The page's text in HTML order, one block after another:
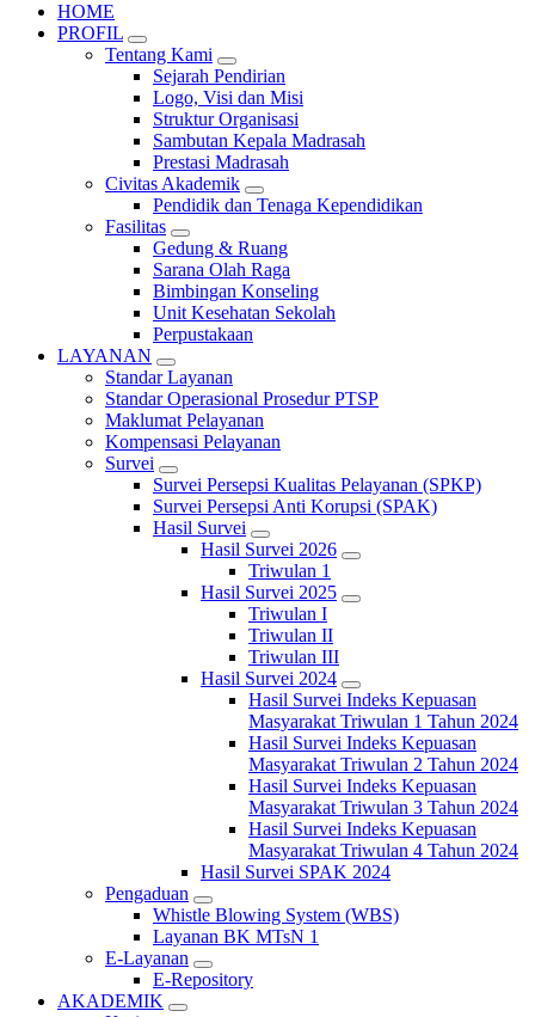
HOME
PROFIL
Tentang Kami
Sejarah Pendirian
Logo, Visi dan Misi
Struktur Organisasi
Sambutan Kepala Madrasah
Prestasi Madrasah
Civitas Akademik
Pendidik dan Tenaga Kependidikan
Fasilitas
Gedung & Ruang
Sarana Olah Raga
Bimbingan Konseling
Unit Kesehatan Sekolah
Perpustakaan
LAYANAN
Standar Layanan
Standar Operasional Prosedur PTSP
Maklumat Pelayanan
Kompensasi Pelayanan
Survei
Survei Persepsi Kualitas Pelayanan (SPKP)
Survei Persepsi Anti Korupsi (SPAK)
Hasil Survei
Hasil Survei 2026
Triwulan 1
Hasil Survei 2025
Triwulan I
Triwulan II
Triwulan III
Hasil Survei 2024
Hasil Survei Indeks Kepuasan
Masyarakat Triwulan 1 Tahun 2024
Hasil Survei Indeks Kepuasan
Masyarakat Triwulan 2 Tahun 2024
Hasil Survei Indeks Kepuasan
Masyarakat Triwulan 3 Tahun 2024
Hasil Survei Indeks Kepuasan
Masyarakat Triwulan 4 Tahun 2024
Hasil Survei SPAK 2024
Pengaduan
Whistle Blowing System (WBS)
Layanan BK MTsN 1
E-Layanan
E-Repository
AKADEMIK